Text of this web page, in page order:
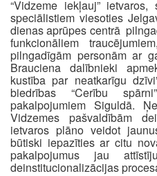
“Vidzeme iekļauj”
speciālistiem viesoties
dienas aprūpes centrā
funkcionāliem
pilngadīgām personām ar
Brauciena dalībnieki
kustība par neatkarīgu
biedrības “Cerību
pakalpojumiem Siguldā.
Vidzemes pašvaldībām
ietvaros plāno veidot
būtiski iepazīties ar citu
pakalpojumus jau
deinstitucionalizācijas